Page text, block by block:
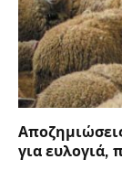
για